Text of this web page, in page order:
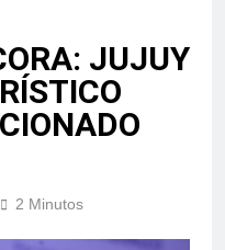
JUJUY
2 Minutos